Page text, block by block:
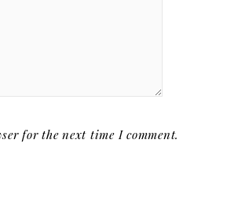
for the next time I comment.